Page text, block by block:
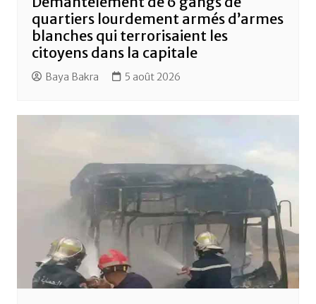
quartiers lourdement armés d’armes
blanches qui terrorisaient les
citoyens dans la capitale
Baya Bakra 5 août 2026